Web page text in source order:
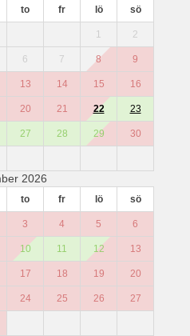
to fr lö sö
1 2
6 7 8 9
13 14 15 16
20 21 22 23
27 28 29 30
2026
to fr lö sö
3 4 5 6
10 11 12 13
17 18 19 20
24 25 26 27